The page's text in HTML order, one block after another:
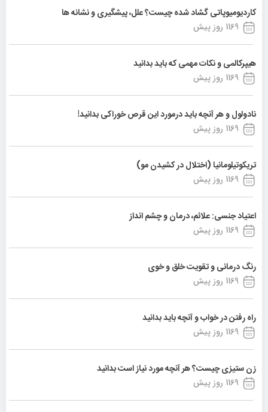
کاردیومیوپاتی گشاد شده چیست؟ علل، پیشگیری و نشانه ها
1169 روز پیش
هیپرکالمی و نکات مهمی که باید بدانید
1169 روز پیش
نادولول و هر آنچه باید درمورد این قرص خوراکی بدانید!
1169 روز پیش
تریکوتیلومانیا (اختلال در کشیدن مو)
1169 روز پیش
اعتیاد جنسی: علائم، درمان و چشم انداز
1169 روز پیش
رنگ درمانی و تقویت خلق و خوی
1169 روز پیش
راه رفتن در خواب و آنچه باید بدانید
1169 روز پیش
زن ستیزی چیست؟ هر آنچه مورد نیاز است بدانید
1169 روز پیش